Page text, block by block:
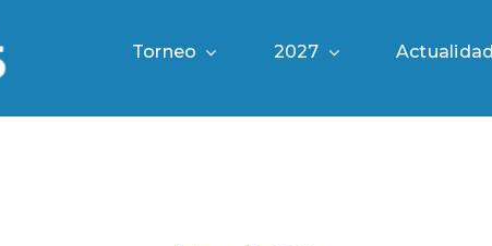
Torneo 2027 Actualidad